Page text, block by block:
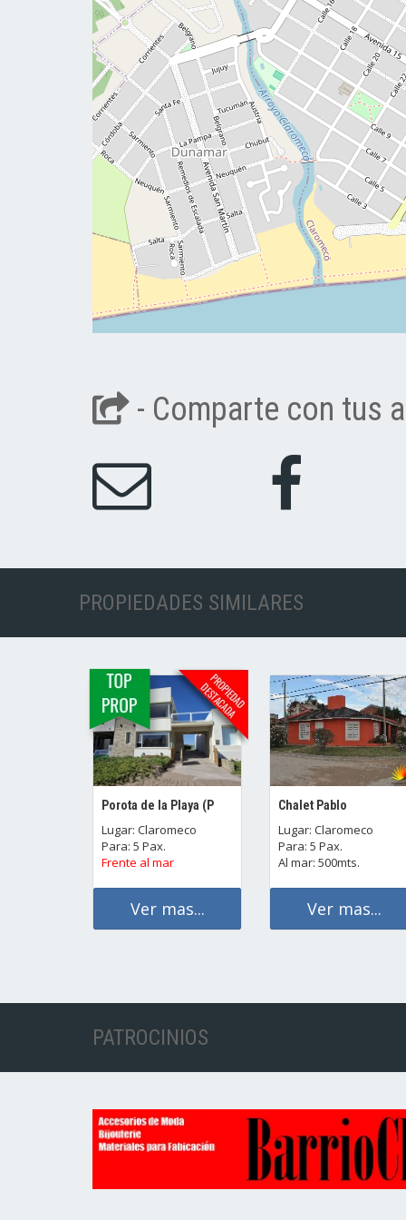
- Comparte con tus
PROPIEDADES SIMILARES
Porota de la Playa (P
Lugar: Claromeco
Para: 5 Pax.
Frente al mar
Ver mas...
Chalet Pablo
Lugar: Claromeco
Para: 5 Pax.
Al mar: 500mts.
Ver mas...
PATROCINIOS